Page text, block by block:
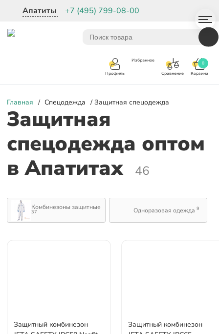
Апатиты +7 (495) 799-08-00
Профиль
Избранное
Сравнение Корзина
0
Главная / Спецодежда / Защитная спецодежда
Защитная
спецодежда оптом
в Апатитах
46
Комбинезоны защитные
37 Одноразовая одежда 9
Защитный комбинезон
Защитный комбинезон